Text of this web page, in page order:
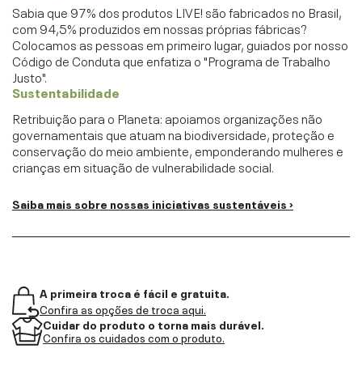
Sabia que 97% dos produtos LIVE! são fabricados no Brasil,
com 94,5% produzidos em nossas próprias fábricas?
Colocamos as pessoas em primeiro lugar, guiados por nosso
Código de Conduta que enfatiza o "Programa de Trabalho
Justo".
Sustentabilidade
Retribuição para o Planeta: apoiamos organizações não
governamentais que atuam na biodiversidade, proteção e
conservação do meio ambiente, emponderando mulheres e
crianças em situação de vulnerabilidade social.
Saiba mais sobre nossas iniciativas sustentáveis ›
A primeira troca é fácil e gratuita.
Confira as opções de troca aqui.
Cuidar do produto o torna mais durável.
Confira os cuidados com o produto.